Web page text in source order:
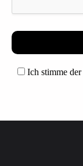
Ich stimme der